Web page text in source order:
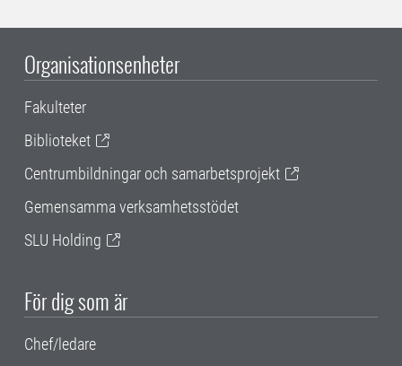
Organisationsenheter
Fakulteter
Biblioteket
Centrumbildningar och samarbetsprojekt
Gemensamma verksamhetsstödet
SLU Holding
För dig som är
Chef/ledare